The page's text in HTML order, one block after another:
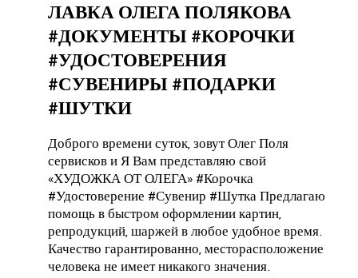
ЛАВКА ОЛЕГА ПОЛЯКОВА
#ДОКУМЕНТЫ #КОРОЧКИ
#УДОСТОВЕРЕНИЯ
#СУВЕНИРЫ #ПОДАРКИ
#ШУТКИ
Доброго времени суток, зовут Олег Поля
сервисков и Я Вам представляю свой
«ХУДОЖКА ОТ ОЛЕГА» #Корочка
#Удостоверение #Сувенир #Шутка Предлагаю
помощь в быстром оформлении картин,
репродукций, шаржей в любое удобное время.
Качество гарантированно, месторасположение
человека не имеет никакого значения.